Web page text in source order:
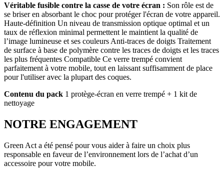
Véritable fusible contre la casse de votre écran : Son rôle est de
se briser en absorbant le choc pour protéger l'écran de votre appareil.
Haute-définition Un niveau de transmission optique optimal et un
taux de réflexion minimal permettent le maintient la qualité de
l’image lumineuse et ses couleurs Anti-traces de doigts Traitement
de surface à base de polymère contre les traces de doigts et les traces
les plus fréquentes Compatible Ce verre trempé convient
parfaitement à votre mobile, tout en laissant suffisamment de place
pour l'utiliser avec la plupart des coques.
Contenu du pack 1 protège-écran en verre trempé + 1 kit de
nettoyage
NOTRE ENGAGEMENT
Green Act a été pensé pour vous aider à faire un choix plus
responsable en faveur de l’environnement lors de l’achat d’un
accessoire pour votre mobile.